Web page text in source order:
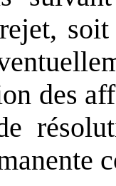
des